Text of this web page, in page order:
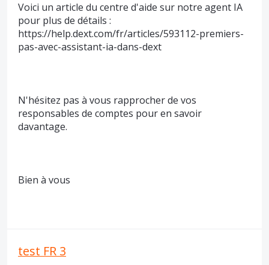
Voici un article du centre d'aide sur notre agent IA
pour plus de détails :
https://help.dext.com/fr/articles/593112-premiers-
pas-avec-assistant-ia-dans-dext
N'hésitez pas à vous rapprocher de vos
responsables de comptes pour en savoir
davantage.
Bien à vous
test FR 3